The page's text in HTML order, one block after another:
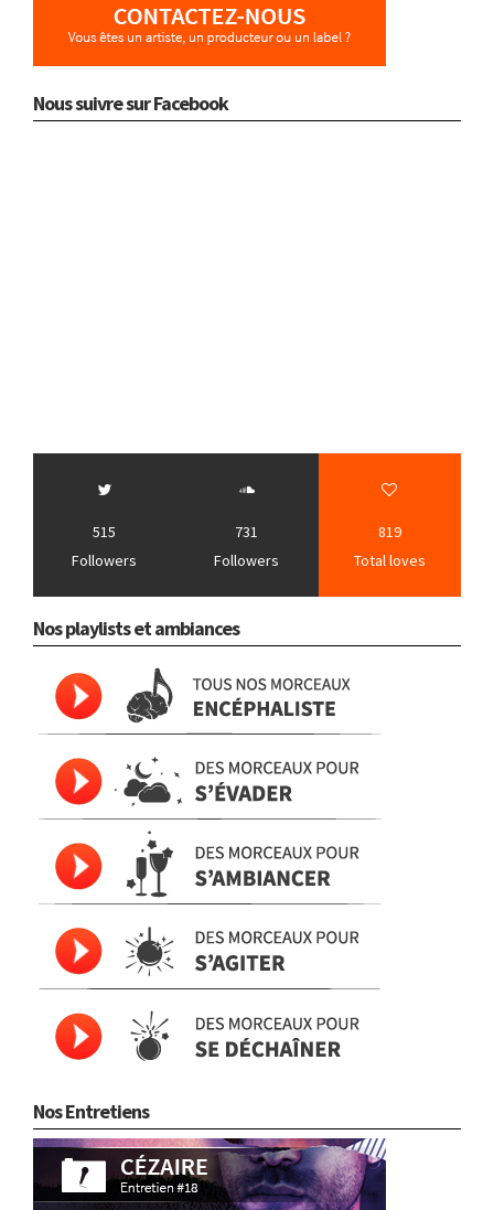
Nous suivre sur Facebook
515
Followers
731
Followers
819
Total loves
Nos playlists et ambiances
Nos Entretiens